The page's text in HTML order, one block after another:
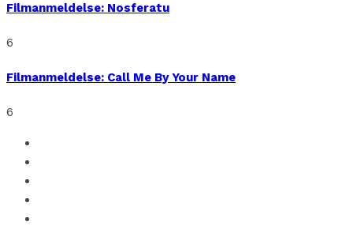
Filmanmeldelse: Nosferatu
6
Filmanmeldelse: Call Me By Your Name
6